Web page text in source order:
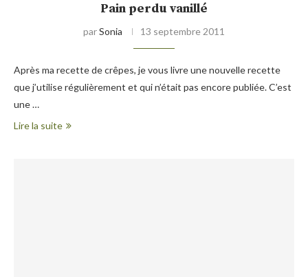
Pain perdu vanillé
parSonia 13 septembre 2011
Après ma recette de crêpes, je vous livre une nouvelle recette
que j’utilise régulièrement et qui n’était pas encore publiée. C’est
une …
Lire la suite